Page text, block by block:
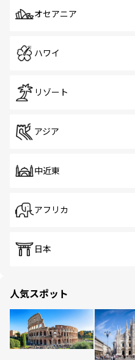
オセアニア
ハワイ
リゾート
アジア
中近東
アフリカ
日本
人気スポット